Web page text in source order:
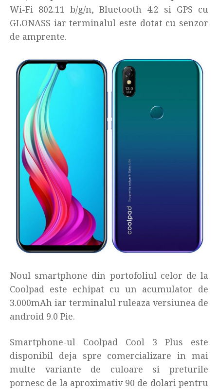
Wi-Fi 802.11 b/g/n, Bluetooth 4.2 si GPS cu
GLONASS iar terminalul este dotat cu senzor
de amprente.
Noul smartphone din portofoliul celor de la
Coolpad este echipat cu un acumulator de
3.000mAh iar terminalul ruleaza versiunea de
android 9.0 Pie.
Smartphone-ul Coolpad Cool 3 Plus este
disponibil deja spre comercializare in mai
multe variante de culoare si preturile
pornesc de la aproximativ 90 de dolari pentru